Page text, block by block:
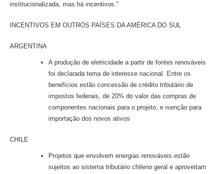
institucionalizada, mas há incentivos.”
INCENTIVOS EM OUTROS PAÍSES DA AMÉRICA DO SUL
ARGENTINA
A produção de eletricidade a partir de fontes renováveis
foi declarada tema de interesse nacional. Entre os
benefícios estão concessão de crédito tributário de
impostos federais, de 20% do valor das compras de
componentes nacionais para o projeto, e isenção para
importação dos novos ativos
CHILE
Projetos que envolvem energias renováveis estão
sujeitos ao sistema tributário chileno geral e aproveitam